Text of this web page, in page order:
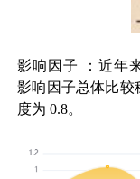
影响因子 ：近年
影响因子总体比较
度为 0.8。